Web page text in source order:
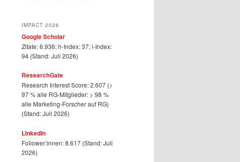
IMPACT 2026
Google Scholar
Zitate: 6.936; h-Index: 37; i-Index:
94 (Stand: Juli 2026)
ResearchGate
Research Interest Score: 2.607 (>
97 % alle RG-Mitglieder: > 98 %
alle Marketing-Forscher auf RG)
(Stand: Juli 2026)
LinkedIn
Follower:innen: 8.617 (Stand: Juli
2026)